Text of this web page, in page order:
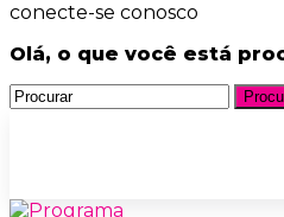
SBT- SISTEMA BRASILEIRO
conecte-se conosco
Olá, o que você está